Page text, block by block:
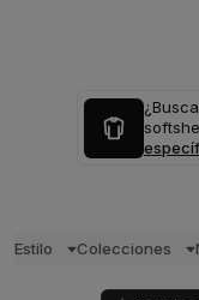
Estilo Colecciones